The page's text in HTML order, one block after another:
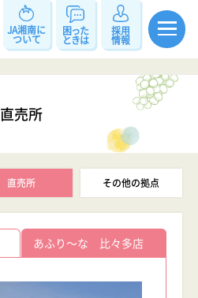
JA湘南に
ついて
困った
ときは
採用
情報
直売所
直売所 その他の拠点
あふり～な 比々多店